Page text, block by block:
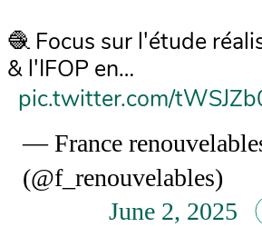
🧶 Focus sur l'étude
& l'IFOP en…
pic.twitter.com/
— France
(@f_renouvelables)
June 2, 2025